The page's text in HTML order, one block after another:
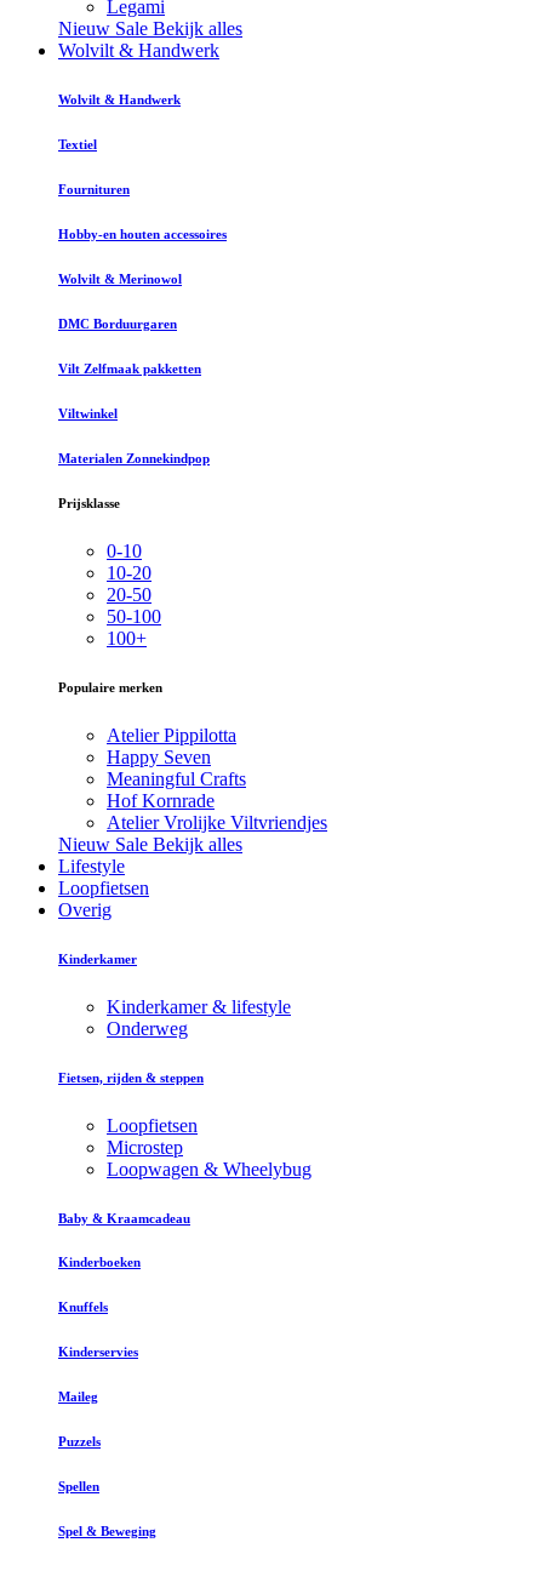
Legami
Nieuw Sale Bekijk alles
Wolvilt & Handwerk
Wolvilt & Handwerk
Textiel
Fournituren
Hobby-en houten accessoires
Wolvilt & Merinowol
DMC Borduurgaren
Vilt Zelfmaak pakketten
Viltwinkel
Materialen Zonnekindpop
Prijsklasse
0-10
10-20
20-50
50-100
100+
Populaire merken
Atelier Pippilotta
Happy Seven
Meaningful Crafts
Hof Kornrade
Atelier Vrolijke Viltvriendjes
Nieuw Sale Bekijk alles
Lifestyle
Loopfietsen
Overig
Kinderkamer
Kinderkamer & lifestyle
Onderweg
Fietsen, rijden & steppen
Loopfietsen
Microstep
Loopwagen & Wheelybug
Baby & Kraamcadeau
Kinderboeken
Knuffels
Kinderservies
Maileg
Puzzels
Spellen
Spel & Beweging